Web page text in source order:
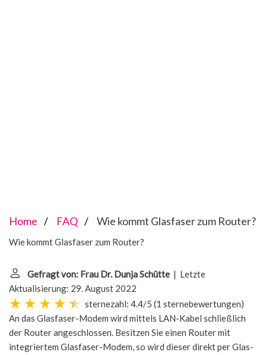
Home FAQ Wie kommt Glasfaser zum Router?
Wie kommt Glasfaser zum Router?
Gefragt von: Frau Dr. Dunja Schütte | Letzte
Aktualisierung: 29. August 2022
sternezahl: 4.4/5 (1 sternebewertungen)
An das Glasfaser-Modem wird mittels LAN-Kabel schließlich
der Router angeschlossen. Besitzen Sie einen Router mit
integriertem Glasfaser-Modem, so wird dieser direkt per Glas-